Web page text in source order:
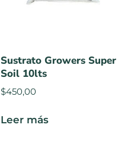
Sustrato Growers Super
Soil 10lts
$450,00
Leer más